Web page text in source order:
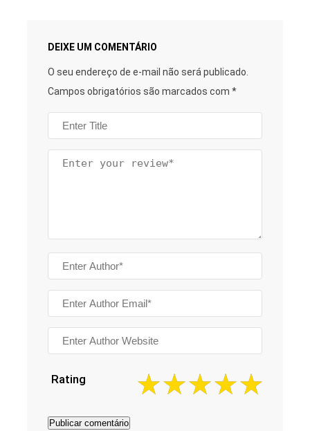
DEIXE UM COMENTÁRIO
O seu endereço de e-mail não será publicado.
Campos obrigatórios são marcados com *
Rating